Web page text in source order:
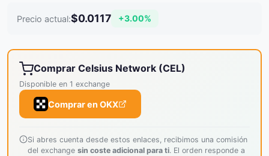
Precio actual:$0.0117 +3.00%
Comprar Celsius Network (CEL)
Disponible en 1 exchange
Comprar en OKX
Si abres cuenta desde estos enlaces, recibimos una comisión
del exchange sin coste adicional para ti. El orden responde a